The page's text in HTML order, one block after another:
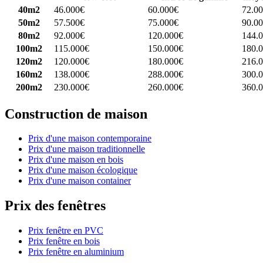
40m2
46.000€ 60.000€
50m2
57.500€ 75.000€
80m2
92.000€ 120.000€
100m2
115.000€ 150.000€
120m2
120.000€ 180.000€
160m2
138.000€ 288.000€
200m2
230.000€ 260.000€
Construction de maison
Prix d'une maison contemporaine
Prix d'une maison traditionnelle
Prix d'une maison en bois
Prix d'une maison écologique
Prix d'une maison container
Prix des fenêtres
Prix fenêtre en PVC
Prix fenêtre en bois
Prix fenêtre en aluminium